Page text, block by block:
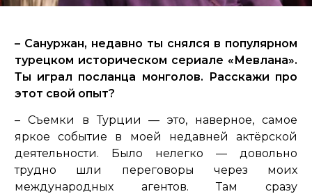
– Сануржан, недавно ты снялся в популярном
турецком историческом сериале «Мевлана».
Ты играл посланца монголов. Расскажи про
этот свой опыт?
– Съемки в Турции — это, наверное, самое
яркое событие в моей недавней актёрской
деятельности. Было нелегко — довольно
трудно шли переговоры через моих
международных агентов. Там сразу